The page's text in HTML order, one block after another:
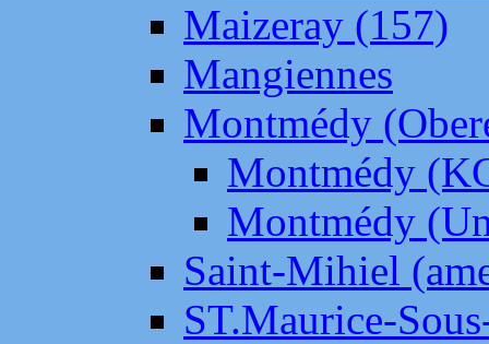
Maizeray (157)
Mangiennes
Montmédy
Montmédy
Montmédy
Saint-Mihiel
ST.Maurice-